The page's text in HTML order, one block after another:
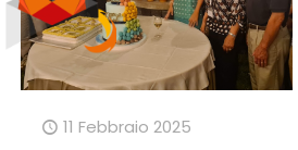
11 Febbraio 2025